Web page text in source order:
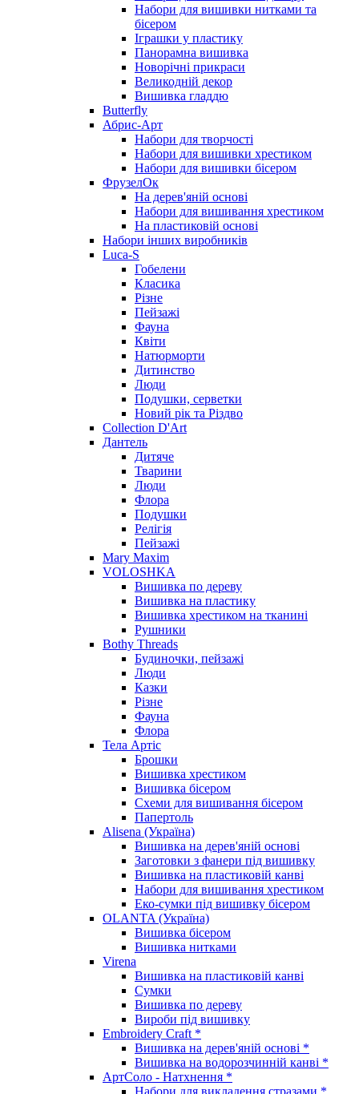
Набори для вишивки нитками та
бісером
Іграшки у пластику
Панорамна вишивка
Новорічні прикраси
Великодній декор
Вишивка гладдю
Butterfly
Абрис-Арт
Набори для творчості
Набори для вишивки хрестиком
Набори для вишивки бісером
ФрузелОк
На дерев'яній основі
Набори для вишивання хрестиком
На пластиковій основі
Набори інших виробників
Luca-S
Гобелени
Класика
Різне
Пейзажі
Фауна
Квіти
Натюрморти
Дитинство
Люди
Подушки, серветки
Новий рік та Різдво
Collection D'Art
Дантель
Дитяче
Тварини
Люди
Флора
Подушки
Релігія
Пейзажі
Mary Maxim
VOLOSHKA
Вишивка по дереву
Вишивка на пластику
Вишивка хрестиком на тканині
Рушники
Bothy Threads
Будиночки, пейзажі
Люди
Казки
Різне
Фауна
Флора
Тела Артіс
Брошки
Вишивка хрестиком
Вишивка бісером
Схеми для вишивання бісером
Папертоль
Alisena (Україна)
Вишивка на дерев'яній основі
Заготовки з фанери під вишивку
Вишивка на пластиковій канві
Набори для вишивання хрестиком
Еко-сумки під вишивку бісером
OLANTA (Україна)
Вишивка бісером
Вишивка нитками
Virena
Вишивка на пластиковій канві
Сумки
Вишивка по дереву
Вироби під вишивку
Embroidery Craft *
Вишивка на дерев'яній основі *
Вишивка на водорозчинній канві *
АртСоло - Натхнення *
Набори для викладення стразами *